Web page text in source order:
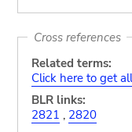
Cross references
Related terms:
Click here to get
BLR links:
2821 , 2820